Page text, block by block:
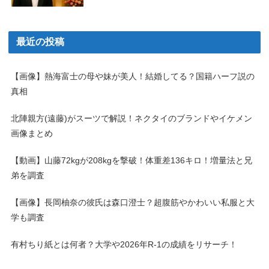
最近の投稿
【画像】熱海富士の母や妹が美人！結婚してる？国籍ハーフ説の
真相
北陣親方(遠藤)がスーツで解説！ネクタイのブランドやイケメン
画像まとめ
【動画】山藤72kgが208kgを撃破！体重差136キロ！増量法と兄
弟を調査
【画像】長岡柚奈の彼氏は森口澄士？超腹筋やかわいい私服と大
学も調査
有村ちり紙とは何者？大学や2026年R-1の成績をリサーチ！